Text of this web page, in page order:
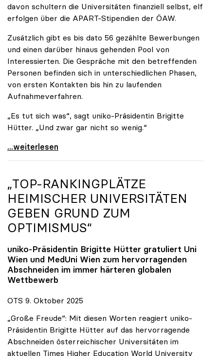
davon schultern die Universitäten finanziell selbst, elf
erfolgen über die APART-Stipendien der ÖAW.
Zusätzlich gibt es bis dato 56 gezählte Bewerbungen
und einen darüber hinaus gehenden Pool von
Interessierten. Die Gespräche mit den betreffenden
Personen befinden sich in unterschiedlichen Phasen,
von ersten Kontakten bis hin zu laufenden
Aufnahmeverfahren.
„Es tut sich was“, sagt uniko-Präsidentin Brigitte
Hütter. „Und zwar gar nicht so wenig.“
Reges Interesse von US-Forscher:innen an
...weiterlesen
„TOP-RANKINGPLÄTZE
HEIMISCHER UNIVERSITÄTEN
GEBEN GRUND ZUM
OPTIMISMUS“
uniko-Präsidentin Brigitte Hütter gratuliert Uni
Wien und MedUni Wien zum hervorragenden
Abschneiden im immer härteren globalen
Wettbewerb
OTS 9. Oktober 2025
„Große Freude“: Mit diesen Worten reagiert uniko-
Präsidentin Brigitte Hütter auf das hervorragende
Abschneiden österreichischer Universitäten im
aktuellen Times Higher Education World University